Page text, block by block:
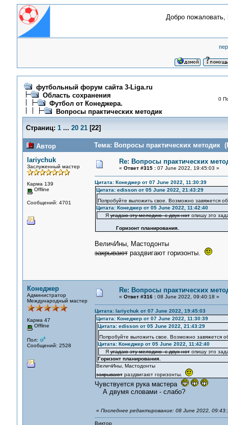
Добро пожаловать,
футбольный форум сайта 3-Liga.ru
Область сохранения
Футбол от Конеджера.
Вопросы практических методик
0
Страниц: 1 ... 20 21[22]
Автор
Тема: Вопросы практических методик
lariychuk
Заслуженный мастер
Карма 139
Offline
Сообщений: 4701
Re: Вопросы практических
« Ответ #315 :07 June 2022, 19:45:03 »
Цитата: Конеджер от 07 June 2022, 11:30:39
Цитата: edisson от 05 June 2022, 21:43:29
Попробуйте выложить свое. Возможно завяжется
Цитата: Конеджер от 05 June 2022, 11:42:40
Яугадаю эту мелодию с двух нотопишу это
Горизонт планирования.
ВеличИны, Мастодонты
закрываютраздвигают горизонты.
Конеджер
Администратор
Международный мастер
Карма 47
Offline
Пол:
Сообщений: 2528
Re: Вопросы практических
« Ответ #316 :08 June 2022, 09:40:18 »
Цитата: lariychuk от 07 June 2022, 19:45:03
Цитата: Конеджер от 07 June 2022, 11:30:39
Цитата: edisson от 05 June 2022, 21:43:29
Попробуйте выложить свое. Возможно завяжется
Цитата: Конеджер от 05 June 2022, 11:42:40
Яугадаю эту мелодию с двух нотопишу это
Горизонт планирования.
ВеличИны, Мастодонты
закрываютраздвигают горизонты.
Чувствуется рука мастера
А двумя словами - слабо?
« Последнее редактирование: 08 June 2022,
Виктор